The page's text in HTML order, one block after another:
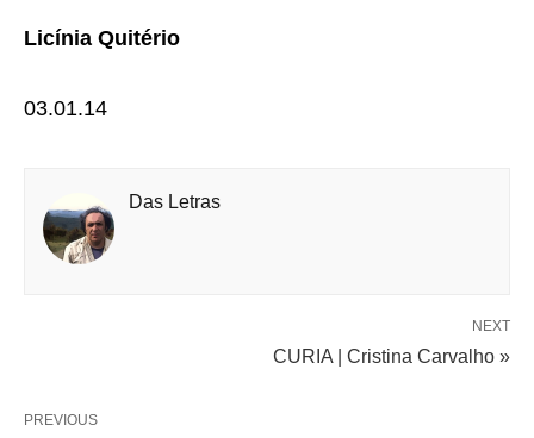
Licínia Quitério
03.01.14
Das Letras
NEXT
CURIA | Cristina Carvalho »
PREVIOUS